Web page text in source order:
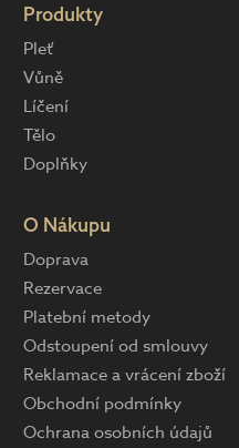
Produkty
Pleť
Vůně
Líčení
Tělo
Doplňky
O Nákupu
Doprava
Rezervace
Platební metody
Odstoupení od smlouvy
Reklamace a vrácení zboží
Obchodní podmínky
Ochrana osobních údajů